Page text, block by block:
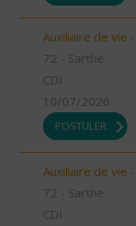
Auxiliaire de vie
72 - Sarthe
CDI
10/07/2026
POSTULER
Auxiliaire de vie
72 - Sarthe
CDI